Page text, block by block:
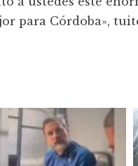
para Córdoba»,